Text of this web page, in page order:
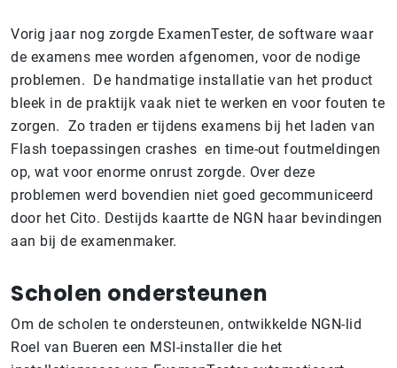
Vorig jaar nog zorgde ExamenTester, de software waar
de examens mee worden afgenomen, voor de nodige
problemen. De handmatige installatie van het product
bleek in de praktijk vaak niet te werken en voor fouten te
zorgen. Zo traden er tijdens examens bij het laden van
Flash toepassingen crashes en time-out foutmeldingen
op, wat voor enorme onrust zorgde. Over deze
problemen werd bovendien niet goed gecommuniceerd
door het Cito. Destijds kaartte de NGN haar bevindingen
aan bij de examenmaker.
Scholen ondersteunen
Om de scholen te ondersteunen, ontwikkelde NGN-lid
Roel van Bueren een MSI-installer die het